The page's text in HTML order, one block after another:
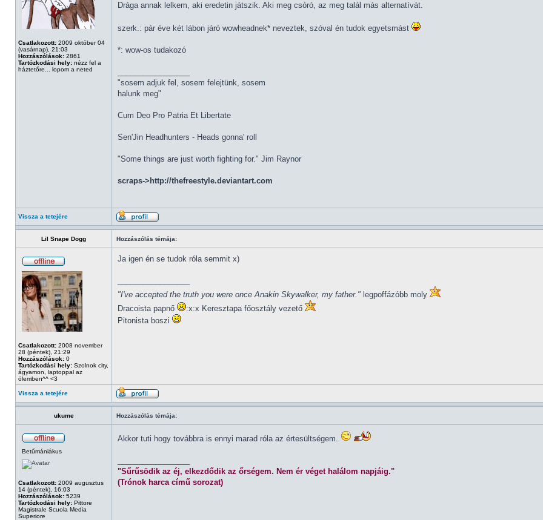
Csatlakozott: 2009 október 04
(vasárnap), 21:03
Hozzászólások: 2861
Tartózkodási hely: nézz fel a
háztetőre... lopom a neted
Drága annak lelkem, aki eredetin játszik. Aki meg csóró, az meg talál más alternatívát.
szerk.: pár éve két lábon járó wowheadnek* neveztek, szóval én tudok egyetsmást
*: wow-os tudakozó
"sosem adjuk fel, sosem felejtünk, sosem
halunk meg"
Cum Deo Pro Patria Et Libertate
Sen'Jin Headhunters - Heads gonna' roll
"Some things are just worth fighting for." Jim Raynor
scraps->http://thefreestyle.deviantart.com
Vissza a tetejére
Lil Snape Dogg Hozzászólás témája:
Csatlakozott: 2008 november
28 (péntek), 21:29
Hozzászólások: 0
Tartózkodási hely: Szolnok city,
ágyamon, laptoppal az
ölemben^^ <3
Ja igen én se tudok róla semmit x)
"I've accepted the truth you were once Anakin Skywalker, my father." legpoffázóbb moly
Dracoista papnő
:x:x Keresztapa főosztály vezető
Pitonista boszi
Vissza a tetejére
ukume Hozzászólás témája:
Betűmániákus
Csatlakozott: 2009 augusztus
14 (péntek), 16:03
Hozzászólások: 5239
Tartózkodási hely: Pittore
Magistrale Scuola Media
Superiore
Akkor tuti hogy továbbra is ennyi marad róla az értesültségem.
"Sűrűsödik az éj, elkezdődik az őrségem. Nem ér véget halálom napjáig."
(Trónok harca című sorozat)